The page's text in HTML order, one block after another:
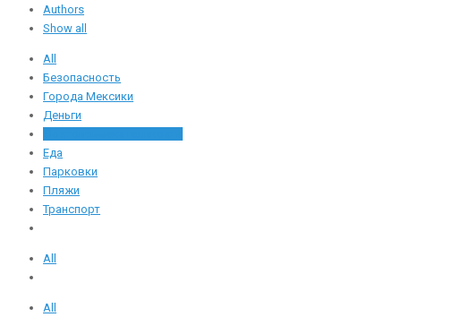
Authors
Show all
All
Безопасность
Города Мексики
Деньги
Еда
Парковки
Пляжи
Транспорт
All
All